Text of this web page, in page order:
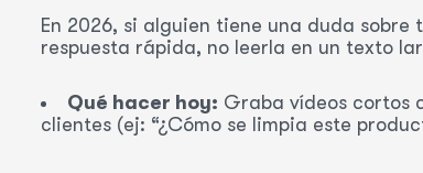
En 2026, si alguien tiene una duda
respuesta rápida, no leerla en un texto
Qué hacer hoy: Graba vídeos cortos
clientes (ej: “¿Cómo se limpia este